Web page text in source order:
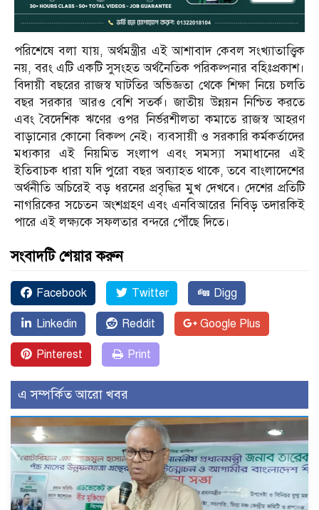
পরিশেষে বলা যায়, অর্থমন্ত্রীর এই আশাবাদ কেবল সংখ্যাতাত্ত্বিক
নয়, বরং এটি একটি সুসংহত অর্থনৈতিক পরিকল্পনার বহিঃপ্রকাশ।
বিদায়ী বছরের রাজস্ব ঘাটতির অভিজ্ঞতা থেকে শিক্ষা নিয়ে চলতি
বছর সরকার আরও বেশি সতর্ক। জাতীয় উন্নয়ন নিশ্চিত করতে
এবং বৈদেশিক ঋণের ওপর নির্ভরশীলতা কমাতে রাজস্ব আহরণ
বাড়ানোর কোনো বিকল্প নেই। ব্যবসায়ী ও সরকারি কর্মকর্তাদের
মধ্যকার এই নিয়মিত সংলাপ এবং সমস্যা সমাধানের এই
ইতিবাচক ধারা যদি পুরো বছর অব্যাহত থাকে, তবে বাংলাদেশের
অর্থনীতি অচিরেই বড় ধরনের প্রবৃদ্ধির মুখ দেখবে। দেশের প্রতিটি
নাগরিকের সচেতন অংশগ্রহণ এবং এনবিআরের নিবিড় তদারকিই
পারে এই লক্ষ্যকে সফলতার বন্দরে পৌঁছে দিতে।
সংবাদটি শেয়ার করুন
Facebook Twitter Digg
Linkedin Reddit Google Plus
Pinterest Print
এ সম্পর্কিত আরো খবর